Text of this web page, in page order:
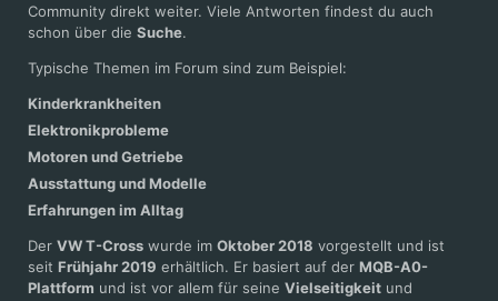
Community direkt weiter. Viele Antworten findest du auch
schon über die Suche.
Typische Themen im Forum sind zum Beispiel:
Kinderkrankheiten
Elektronikprobleme
Motoren und Getriebe
Ausstattung und Modelle
Erfahrungen im Alltag
Der VW T-Cross wurde im Oktober 2018 vorgestellt und ist
seit Frühjahr 2019 erhältlich. Er basiert auf der MQB-A0-
Plattform und ist vor allem für seine Vielseitigkeit und